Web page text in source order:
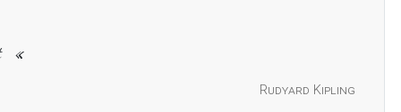
Rudyard Kipling